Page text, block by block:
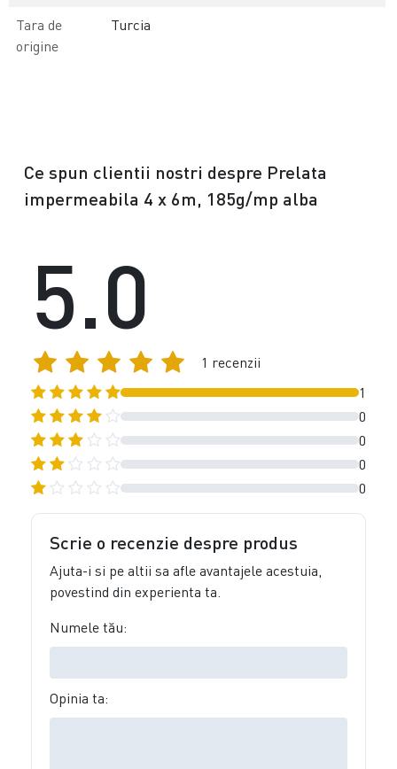
Tara de
origine
Turcia
Ce spun clientii nostri despre Prelata
impermeabila 4 x 6m, 185g/mp alba
1
0
0
0
0
5.0
1 recenzii
Scrie o recenzie despre produs
Ajuta-i si pe altii sa afle avantajele acestuia,
povestind din experienta ta.
Numele tău:
Opinia ta: